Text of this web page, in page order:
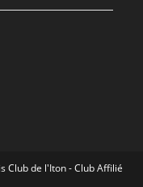
Club de l'Iton - Club Affilié